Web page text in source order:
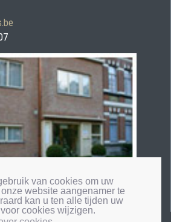
van cookies om uw
website aangenamer te
kan u ten alle tijden uw
cookies wijzigen.